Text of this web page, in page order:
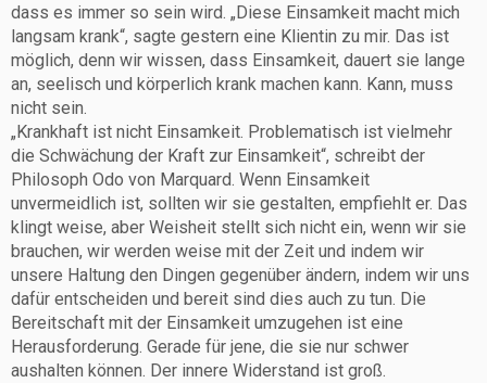
dass es immer so sein wird. „Diese Einsamkeit macht mich
langsam krank“, sagte gestern eine Klientin zu mir. Das ist
möglich, denn wir wissen, dass Einsamkeit, dauert sie lange
an, seelisch und körperlich krank machen kann. Kann, muss
nicht sein.
„Krankhaft ist nicht Einsamkeit. Problematisch ist vielmehr
die Schwächung der Kraft zur Einsamkeit“, schreibt der
Philosoph Odo von Marquard. Wenn Einsamkeit
unvermeidlich ist, sollten wir sie gestalten, empfiehlt er. Das
klingt weise, aber Weisheit stellt sich nicht ein, wenn wir sie
brauchen, wir werden weise mit der Zeit und indem wir
unsere Haltung den Dingen gegenüber ändern, indem wir uns
dafür entscheiden und bereit sind dies auch zu tun. Die
Bereitschaft mit der Einsamkeit umzugehen ist eine
Herausforderung. Gerade für jene, die sie nur schwer
aushalten können. Der innere Widerstand ist groß.